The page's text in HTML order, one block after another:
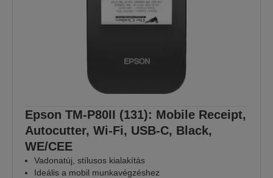
Epson TM-P80II (131): Mobile Receipt,
Autocutter, Wi-Fi, USB-C, Black,
WE/CEE
Vadonatúj, stílusos kialakítás
Ideális a mobil munkavégzéshez